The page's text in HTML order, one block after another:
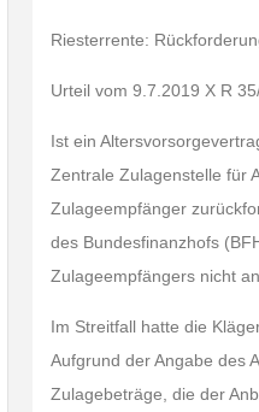
Riesterrente:
Urteil vom 9.7.2019 X R
Ist ein
Zentrale Zulagenstelle für
Zulageempfänger
des Bundesfinanzhofs
Zulageempfängers nicht an.
Im Streitfall hatte die
Aufgrund der Angabe des
Zulagebeträge, die der